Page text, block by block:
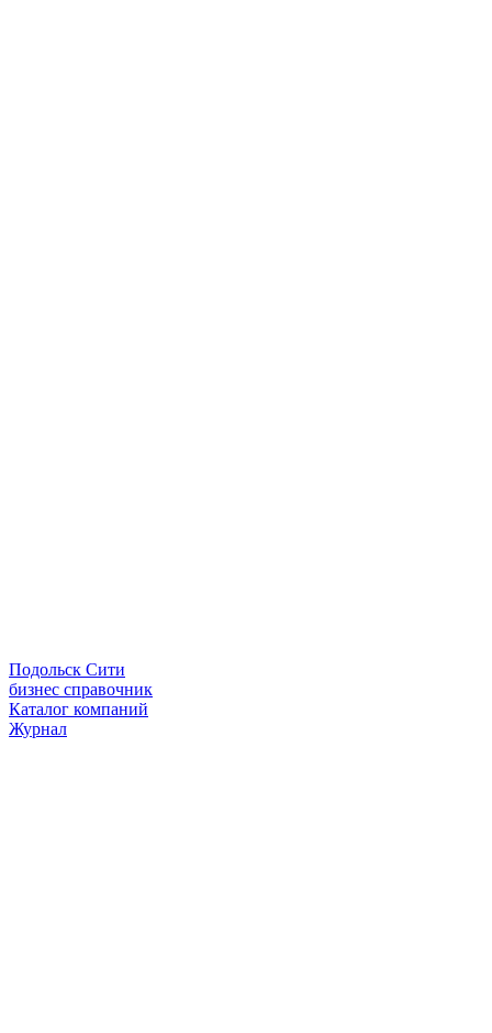
Подольск Сити
бизнес справочник
Каталог компаний
Журнал